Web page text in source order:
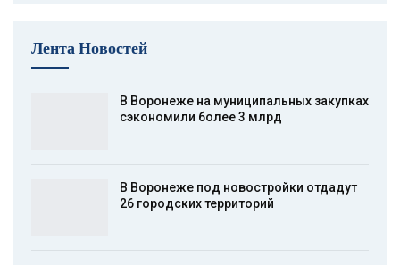
Лента Новостей
В Воронеже на муниципальных закупках
сэкономили более 3 млрд
В Воронеже под новостройки отдадут
26 городских территорий